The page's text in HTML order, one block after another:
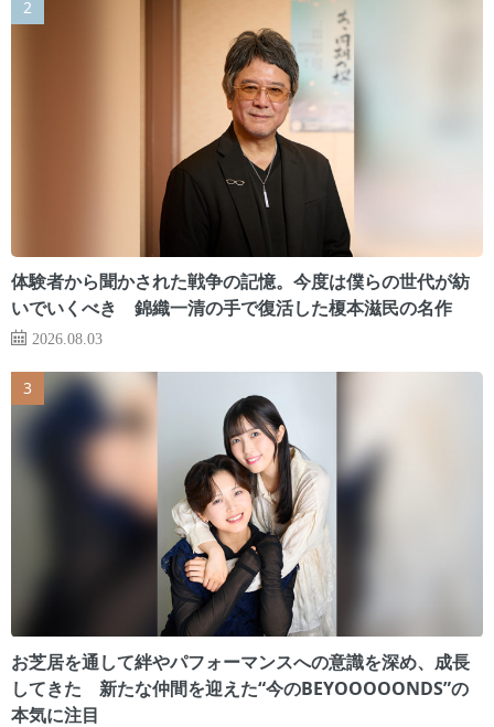
体験者から聞かされた戦争の記憶。今度は僕らの世代が紡
いでいくべき 錦織一清の手で復活した榎本滋民の名作
2026.08.03
お芝居を通して絆やパフォーマンスへの意識を深め、成長
してきた 新たな仲間を迎えた“今のBEYOOOOONDS”の
本気に注目